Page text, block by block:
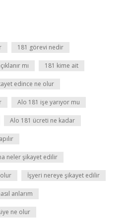
181 görevi nedir
mı 181 kime ait
edince ne olur
Alo 181 işe yarıyor mu
Alo 181 ücreti ne kadar
neler şikayet edilir
İşyeri nereye şikayet edilir
anlarım
ne olur